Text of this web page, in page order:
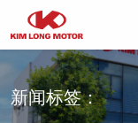
新闻标签：